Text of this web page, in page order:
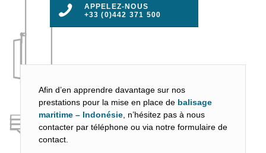
APPELEZ-NOUS
+33 (0)442 371 500
Afin d’en apprendre davantage sur nos
prestations pour la mise en place de balisage
maritime – Indonésie, n’hésitez pas à nous
contacter par téléphone ou via notre formulaire de
contact.